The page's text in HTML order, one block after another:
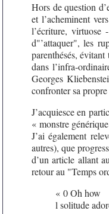
Hors de question
et l’acheminent
l’écriture, virtuose
d"’attaquer", les
parenthésés,
dans l’infra-
Georges
confronter sa
J’acquiesce en
« monstre
J’ai également
autres), que
d’un article allant
retour au "Temps
« 0 Oh how
l solitude